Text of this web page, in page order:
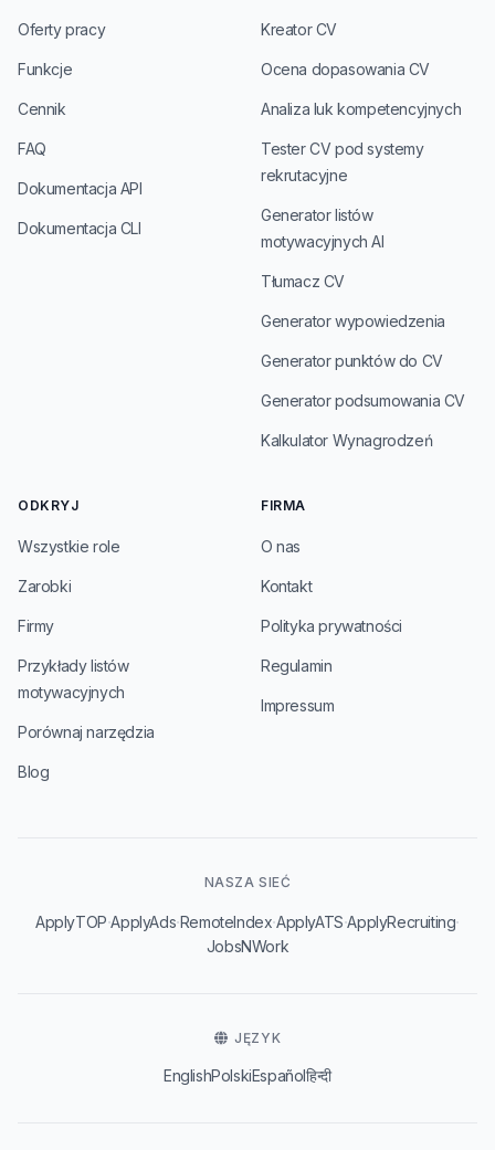
Oferty pracy
Funkcje
Cennik
FAQ
Dokumentacja API
Dokumentacja CLI
Kreator CV
Ocena dopasowania CV
Analiza luk kompetencyjnych
Tester CV pod systemy
rekrutacyjne
Generator listów
motywacyjnych AI
Tłumacz CV
Generator wypowiedzenia
Generator punktów do CV
Generator podsumowania CV
Kalkulator Wynagrodzeń
ODKRYJ
Wszystkie role
Zarobki
Firmy
Przykłady listów
motywacyjnych
Porównaj narzędzia
Blog
FIRMA
O nas
Kontakt
Polityka prywatności
Regulamin
Impressum
NASZA SIEĆ
ApplyTOP·ApplyAds·RemoteIndex·ApplyATS·ApplyRecruiting·
JobsNWork
JĘZYK
EnglishPolskiEspañolहिन्दी